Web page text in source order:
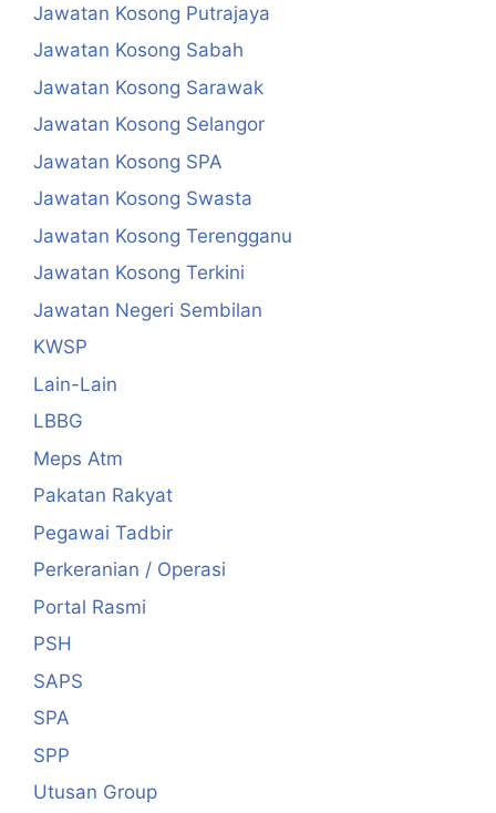
Jawatan Kosong Putrajaya
Jawatan Kosong Sabah
Jawatan Kosong Sarawak
Jawatan Kosong Selangor
Jawatan Kosong SPA
Jawatan Kosong Swasta
Jawatan Kosong Terengganu
Jawatan Kosong Terkini
Jawatan Negeri Sembilan
KWSP
Lain-Lain
LBBG
Meps Atm
Pakatan Rakyat
Pegawai Tadbir
Perkeranian / Operasi
Portal Rasmi
PSH
SAPS
SPA
SPP
Utusan Group